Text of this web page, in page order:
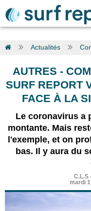
Actualités
AUTRES -
SURF REPORT
FACE À LA
Le coronavirus a
montante. Mais
l'exemple, et on
bas. Il y aura du
C.L.S
mardi